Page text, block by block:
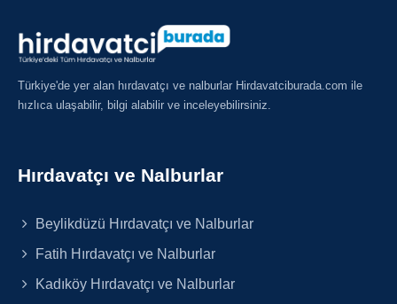
Türkiye'de yer alan hırdavatçı ve nalburlar Hirdavatciburada.com ile
hızlıca ulaşabilir, bilgi alabilir ve inceleyebilirsiniz.
Hırdavatçı ve Nalburlar
Beylikdüzü Hırdavatçı ve Nalburlar
Fatih Hırdavatçı ve Nalburlar
Kadıköy Hırdavatçı ve Nalburlar